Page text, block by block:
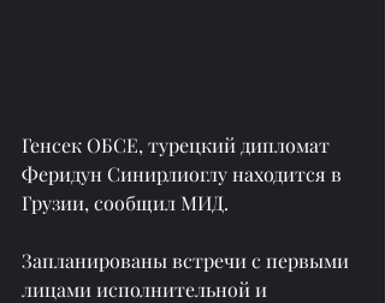
Генсек ОБСЕ, турецкий дипломат
Феридун Синирлиоглу находится в
Грузии, сообщил МИД.
Запланированы встречи с первыми
лицами исполнительной и